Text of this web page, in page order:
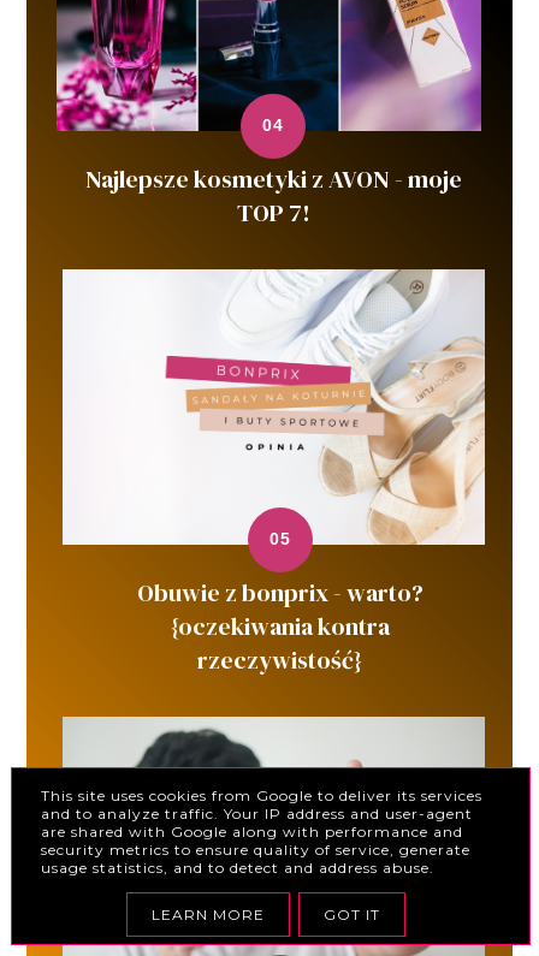
Najlepsze kosmetyki z AVON - moje
TOP 7!
Obuwie z bonprix - warto?
{oczekiwania kontra
rzeczywistość}
This site uses cookies from Google to deliver its services
and to analyze traffic. Your IP address and user-agent
are shared with Google along with performance and
security metrics to ensure quality of service, generate
usage statistics, and to detect and address abuse.
LEARN MORE GOT IT